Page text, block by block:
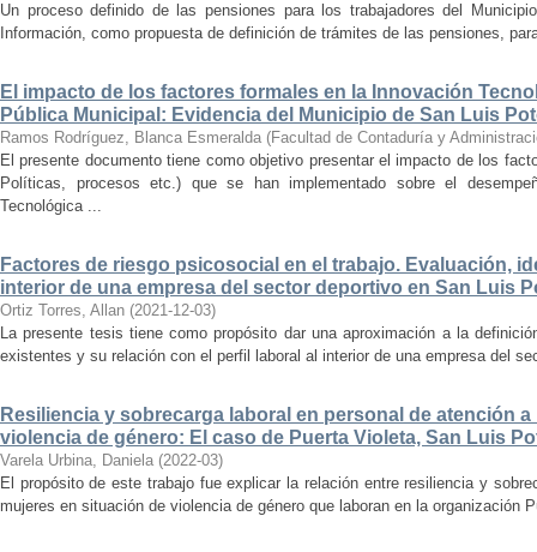
Un proceso definido de las pensiones para los trabajadores del
Información, como propuesta de definición de trámites de las pensiones,
El impacto de los factores formales en la Innovación
Pública Municipal: Evidencia del Municipio de San Luis
Ramos Rodríguez, Blanca Esmeralda (Facultad de Contaduría y
El presente documento tiene como objetivo presentar el impacto de los
Políticas, procesos etc.) que se han implementado sobre el
Tecnológica ...
Factores de riesgo psicosocial en el trabajo. Evaluación,
interior de una empresa del sector deportivo en San Luis
Ortiz Torres, Allan (2021-12-03)
La presente tesis tiene como propósito dar una aproximación a la
existentes y su relación con el perfil laboral al interior de una empresa del
Resiliencia y sobrecarga laboral en personal de atención
violencia de género: El caso de Puerta Violeta, San Luis
Varela Urbina, Daniela (2022-03)
El propósito de este trabajo fue explicar la relación entre resiliencia y
mujeres en situación de violencia de género que laboran en la organización